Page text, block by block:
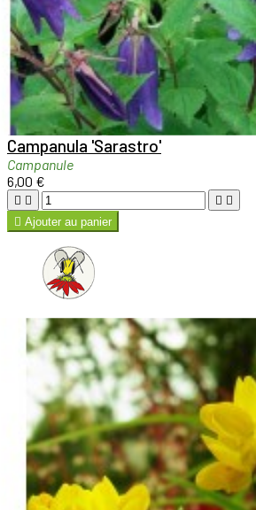
 Aperçu rapide 
Campanula 'Sarastro'
Campanule
6,00 €
   
 Ajouter au panier